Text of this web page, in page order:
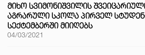
ᲛᲘᲮᲝ ᲡᲕᲘᲛᲝᲜᲘᲨᲕᲘᲚᲘᲡ
ᲐᲒᲠᲐᲠᲣᲚᲘ ᲡᲙᲝᲚᲐ ᲞᲘᲠᲕᲔᲚ
ᲡᲔᲥᲢᲔᲛᲑᲔᲠᲨᲘ ᲛᲘᲘᲦᲔᲑᲡ
04/03/2021